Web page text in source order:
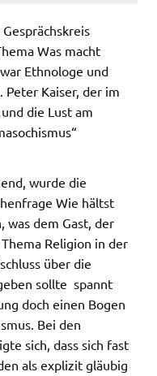
Was macht
Ethnologe und
Peter Kaiser, der im
die Lust am
wurde die
Wie hältst
was dem Gast, der
Religion in der
über die
sollte  spannt
doch einen Bogen
Bei den
sich, dass sich fast
als explizit gläubig